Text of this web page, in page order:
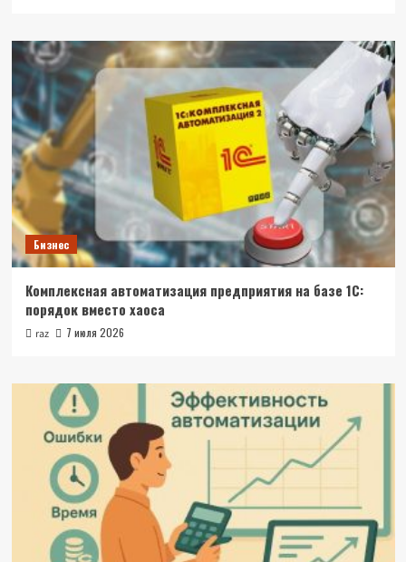
Бизнес
Комплексная автоматизация предприятия на базе 1С:
порядок вместо хаоса
raz 7 июля 2026